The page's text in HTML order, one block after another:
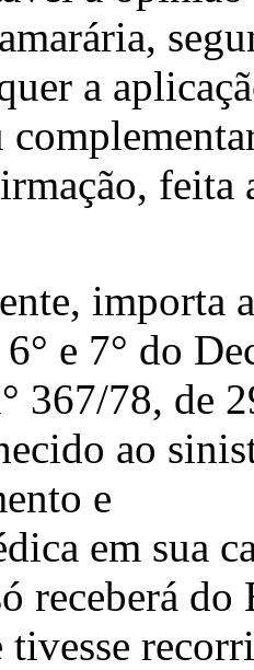
a
feita
importa
e 7° do
367/78, de
ao
e
em sua
receberá
tivesse